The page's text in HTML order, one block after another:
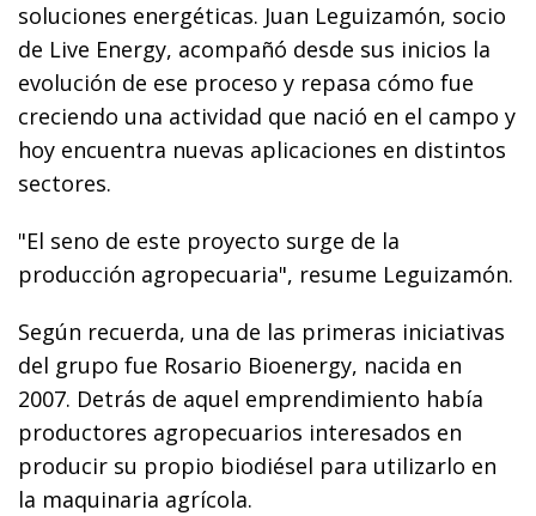
soluciones energéticas. Juan Leguizamón, socio
de Live Energy, acompañó desde sus inicios la
evolución de ese proceso y repasa cómo fue
creciendo una actividad que nació en el campo y
hoy encuentra nuevas aplicaciones en distintos
sectores.
"El seno de este proyecto surge de la
producción agropecuaria", resume Leguizamón.
Según recuerda, una de las primeras iniciativas
del grupo fue Rosario Bioenergy, nacida en
2007. Detrás de aquel emprendimiento había
productores agropecuarios interesados en
producir su propio biodiésel para utilizarlo en
la maquinaria agrícola.